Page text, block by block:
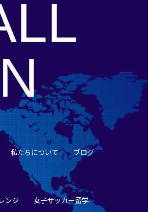
私たちについて ブログ
ンジ 女子サッカー留学